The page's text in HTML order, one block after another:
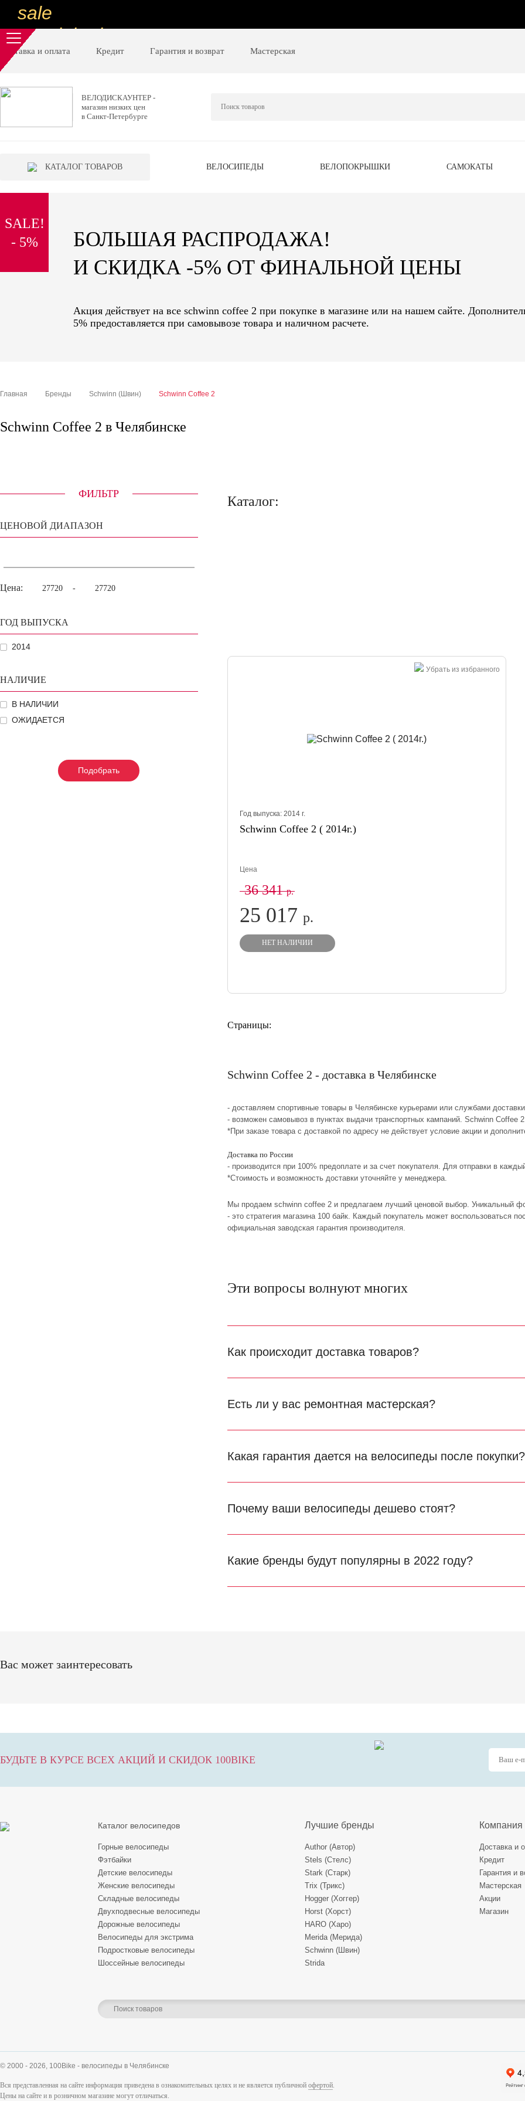
sale
special price
sale
низкие цены
вот дешево
special price
sale
надо брать
sale
Доставка и оплата Кредит Гарантия и возврат Мастерская
ВЕЛОДИСКАУНТЕР -
магазин низких цен
в Санкт-Петербурге
КАТАЛОГ ТОВАРОВ ВЕЛОСИПЕДЫ ВЕЛОПОКРЫШКИ САМОКАТЫ
SALE!
- 5%
БОЛЬШАЯ РАСПРОДАЖА!
И СКИДКА -5% ОТ ФИНАЛЬНОЙ ЦЕНЫ
Акция действует на все schwinn coffee 2 при покупке в магазине или на нашем сайте.
5% предоставляется при самовывозе товара и наличном расчете.
Главная Бренды Schwinn (Швин) Schwinn Coffee 2
Schwinn Coffee 2 в Челябинске
ФИЛЬТР
ЦЕНОВОЙ ДИАПАЗОН
Цена: -
ГОД ВЫПУСКА
2014
НАЛИЧИЕ
В НАЛИЧИИ
ОЖИДАЕТСЯ
Подобрать
Подобрать
Подобрать
Каталог:
Убрать из избранного
Год выпуска:2014г.
Schwinn Coffee 2 ( 2014г.)
Цена
36 341р.
25 017р.
НЕТ НАЛИЧИИ
Страницы:
Schwinn Coffee 2 - доставка в Челябинске
- доставляем спортивные товары в Челябинске курьерами или службами
- возможен самовывоз в пунктах выдачи транспортных кампаний. Schwinn Coffee
*При заказе товара с доставкой по адресу не действует условие акции и
Доставка по России
- производится при 100% предоплате и за счет покупателя. Для отправки в
*Стоимость и возможность доставки уточняйте у менеджера.
Мы продаем schwinn coffee 2 и предлагаем лучший ценовой выбор. Уникальный
- это стратегия магазина 100 байк. Каждый покупатель может воспользоваться
официальная заводская гарантия производителя.
Эти вопросы волнуют многих
Как происходит доставка товаров?
Есть ли у вас ремонтная мастерская?
Какая гарантия дается на велосипеды после покупки?
Почему ваши велосипеды дешево стоят?
Какие бренды будут популярны в 2022 году?
Вас может заинтересовать
БУДЬТЕ В КУРСЕ ВСЕХ АКЦИЙ И СКИДОК 100BIKE
Каталог велосипедов
Горные велосипеды
Фэтбайки
Детские велосипеды
Женские велосипеды
Складные велосипеды
Двухподвесные велосипеды
Дорожные велосипеды
Велосипеды для экстрима
Подростковые велосипеды
Шоссейные велосипеды
Лучшие бренды
Author (Автор)
Stels (Стелс)
Stark (Старк)
Trix (Трикс)
Hogger (Хоггер)
Horst (Хорст)
HARO (Харо)
Merida (Мерида)
Schwinn (Швин)
Strida
Компания
Доставка и
Кредит
Гарантия и
Мастерская
Акции
Магазин
© 2000 - 2026, 100Bike - велосипеды в Челябинске
Вся представленная на сайте информация приведена в ознакомительных целях и не является публичной офертой.
Цены на сайте и в розничном магазине могут отличаться.